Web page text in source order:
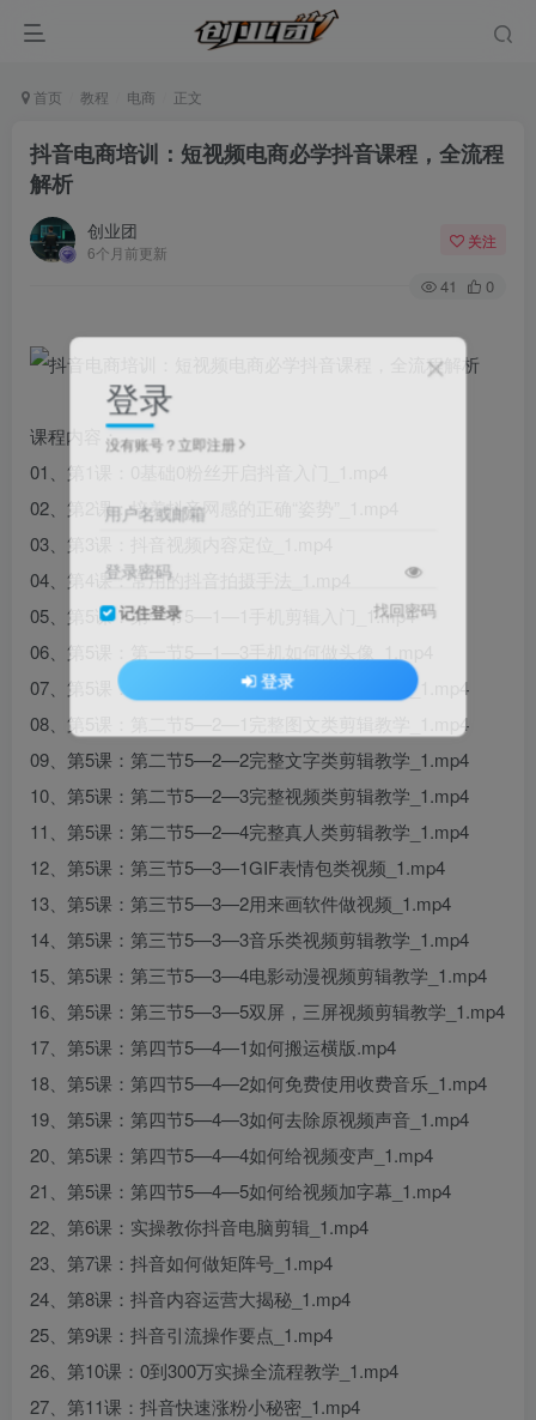
首页 教程 电商 正文
抖音电商培训：短视频电商必学抖音课程，全流程
解析
创业团
6个月前更新
关注
41 0
课程内容：
01、第1课：0基础0粉丝开启抖音入门_1.mp4
02、第2课：培养抖音网感的正确“姿势”_1.mp4
03、第3课：抖音视频内容定位_1.mp4
04、第4课：常用的抖音拍摄手法_1.mp4
05、第5课：第一节5—1—1手机剪辑入门_1.mp4
06、第5课：第一节5—1—3手机如何做头像_1.mp4
07、第5课：第一节5—1—4手机如何做视频封面_1.mp4
08、第5课：第二节5—2—1完整图文类剪辑教学_1.mp4
09、第5课：第二节5—2—2完整文字类剪辑教学_1.mp4
10、第5课：第二节5—2—3完整视频类剪辑教学_1.mp4
11、第5课：第二节5—2—4完整真人类剪辑教学_1.mp4
12、第5课：第三节5—3—1GIF表情包类视频_1.mp4
13、第5课：第三节5—3—2用来画软件做视频_1.mp4
14、第5课：第三节5—3—3音乐类视频剪辑教学_1.mp4
15、第5课：第三节5—3—4电影动漫视频剪辑教学_1.mp4
16、第5课：第三节5—3—5双屏，三屏视频剪辑教学_1.mp4
17、第5课：第四节5—4—1如何搬运横版.mp4
18、第5课：第四节5—4—2如何免费使用收费音乐_1.mp4
19、第5课：第四节5—4—3如何去除原视频声音_1.mp4
20、第5课：第四节5—4—4如何给视频变声_1.mp4
21、第5课：第四节5—4—5如何给视频加字幕_1.mp4
22、第6课：实操教你抖音电脑剪辑_1.mp4
23、第7课：抖音如何做矩阵号_1.mp4
24、第8课：抖音内容运营大揭秘_1.mp4
25、第9课：抖音引流操作要点_1.mp4
26、第10课：0到300万实操全流程教学_1.mp4
27、第11课：抖音快速涨粉小秘密_1.mp4
登录
没有账号？立即注册
用户名或邮箱
登录密码
记住登录 找回密码
登录